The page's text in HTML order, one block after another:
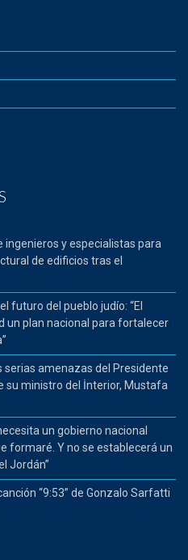
ingenieros y especialistas para
de edificios tras el
futuro del pueblo judío: “El
un plan nacional para fortalecer
serias amenazas del Presidente
su ministro del İnterior, Mustafa
un gobierno nacional
formaré. Y no se establecerá un
Jordán”
“9:53” de Gonzalo Sarfatti